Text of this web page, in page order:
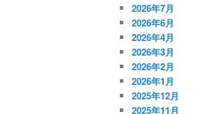
2026年7月
2026年6月
2026年4月
2026年3月
2026年2月
2026年1月
2025年12月
2025年11月